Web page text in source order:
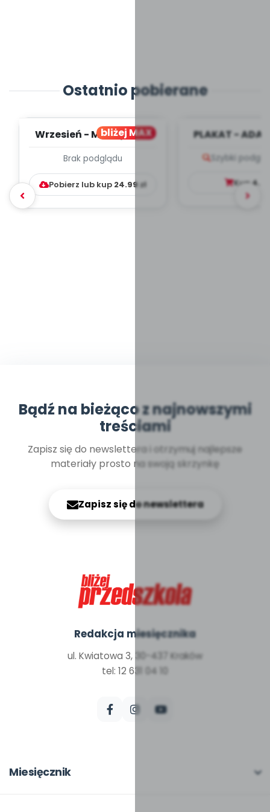
Ostatnio pobierane
bliżej MAX
Wrzesień - MIESIĘCZNY
WYCHOWAWCZO –
DYDAKTYC...
Brak podglądu
Pobierz lub kup 24.99zł
PLAKAT -
Szybki
Kup
Bądź na bieżąco z najnowszymi
treściami
Zapisz się do newslettera i otrzymuj najlepsze
materiały prosto na swoją skrzynkę
Zapisz się do newslettera
Redakcja miesięcznika
ul. Kwiatowa 3, 30-437 Kraków
tel: 12 631 04 10
Miesięcznik